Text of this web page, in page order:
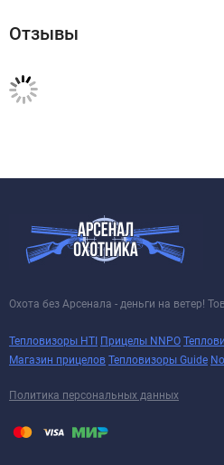
Отзывы
Охота без Арсенала - деньги на ветер!
Тепловизоры HTI Прицелы NNPO
Магазин прицелов Тепловизоры Guide
Политика персональных данных